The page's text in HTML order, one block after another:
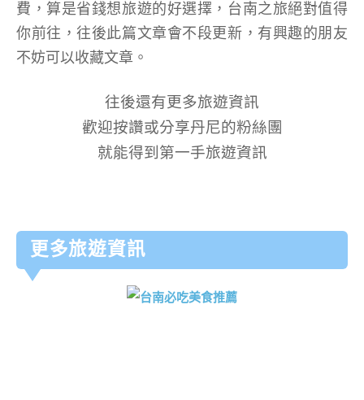
費，算是省錢想旅遊的好選擇，台南之旅絕對值得
你前往，往後此篇文章會不段更新，有興趣的朋友
不妨可以收藏文章。
往後還有更多旅遊資訊
歡迎按讚或分享丹尼的粉絲團
就能得到第一手旅遊資訊
更多旅遊資訊